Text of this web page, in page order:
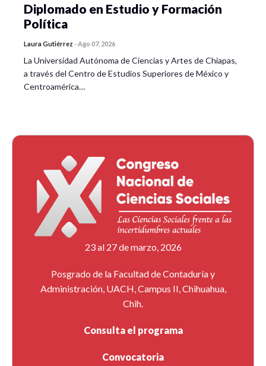
Diplomado en Estudio y Formación
Política
Laura Gutiérrez -Ago 07, 2026
La Universidad Autónoma de Ciencias y Artes de Chiapas,
a través del Centro de Estudios Superiores de México y
Centroamérica…
23 al 27 de marzo, 2026
Posgrado de la Facultad de Contaduría y
Administración, UACH, Campus II, Chihuahua,
Chih.
Consulta el programa
Convocatoria